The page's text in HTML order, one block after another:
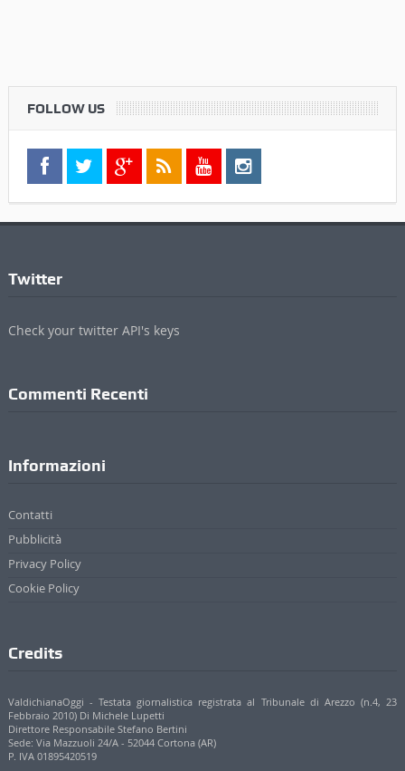
FOLLOW US
Twitter
Check your twitter API's keys
Commenti Recenti
Informazioni
Contatti
Pubblicità
Privacy Policy
Cookie Policy
Credits
ValdichianaOggi - Testata giornalistica registrata al Tribunale di Arezzo (n.4, 23
Febbraio 2010) Di Michele Lupetti
Direttore Responsabile Stefano Bertini
Sede: Via Mazzuoli 24/A - 52044 Cortona (AR)
P. IVA 01895420519